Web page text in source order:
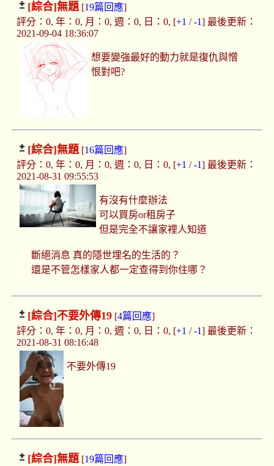
[綜合]無題[19篇回應]
評分：0, 年：0, 月：0, 週：0, 日：0, [+1 /-1] 最後更新：
2021-09-04 18:36:07
想要變強最好的動力就是復仇與憎
恨對吧?
[綜合]無題[16篇回應]
評分：0, 年：0, 月：0, 週：0, 日：0, [+1 /-1] 最後更新：
2021-08-31 09:55:53
有沒有什麼辦法
可以買房or租房子
但是完全不讓家裡人知道
斷絕消息 真的隱世埋名的生活的？
還是不管怎樣家人都一定查得到你住哪？
[綜合]不要外傳19[4篇回應]
評分：0, 年：0, 月：0, 週：0, 日：0, [+1 /-1] 最後更新：
2021-08-31 08:16:48
不要外傳19
[綜合]無題[19篇回應]